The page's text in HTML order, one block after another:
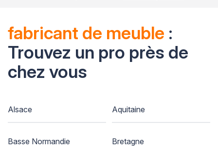
fabricant de meuble :
Trouvez un pro près de
chez vous
Alsace Aquitaine
Basse Normandie Bretagne